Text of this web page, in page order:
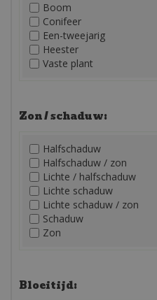
Boom
Conifeer
Een-tweejarig
Heester
Vaste plant
Zon / schaduw:
Halfschaduw
Halfschaduw / zon
Lichte / halfschaduw
Lichte schaduw
Lichte schaduw / zon
Schaduw
Zon
Bloeitijd: